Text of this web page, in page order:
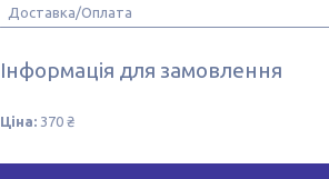
Доставка/Оплата
Інформація для замовлення
Ціна: 370 ₴